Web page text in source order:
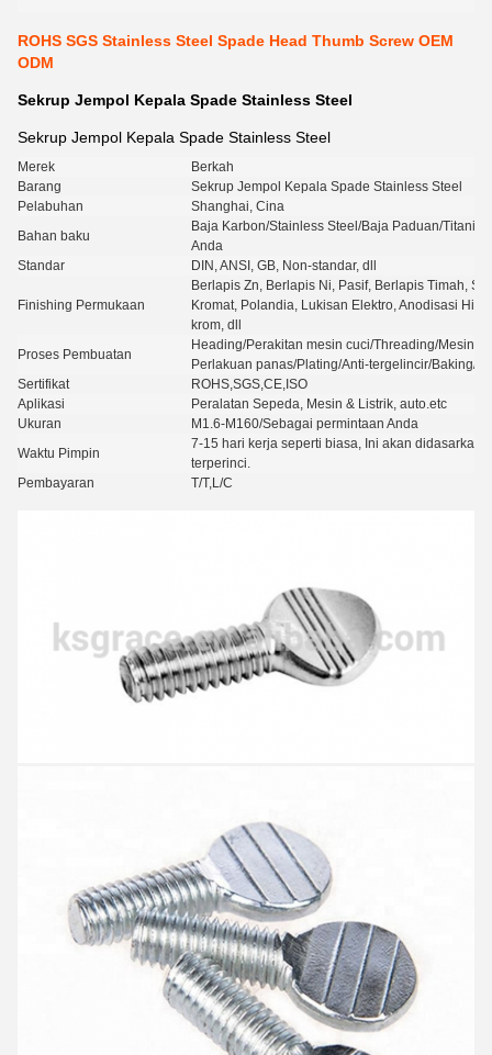
ROHS SGS Stainless Steel Spade Head Thumb Screw OEM
ODM
Sekrup Jempol Kepala Spade Stainless Steel
Sekrup Jempol Kepala Spade Stainless Steel
Merek
Berkah
Barang
Sekrup Jempol Kepala Spade Stainless Steel
Pelabuhan
Shanghai, Cina
Bahan baku
Baja Karbon/Stainless Steel/Baja Paduan/
Anda
Standar
DIN, ANSI, GB, Non-standar, dll
Finishing Permukaan
Berlapis Zn, Berlapis Ni, Pasif, Berlapis Timah,
Kromat, Polandia, Lukisan Elektro, Anodisasi
krom, dll
Proses Pembuatan
Heading/Perakitan mesin cuci/Threading/Mesin
Perlakuan panas/Plating/Anti-tergelincir/Baking/
Sertifikat
ROHS,SGS,CE,ISO
Aplikasi
Peralatan Sepeda, Mesin & Listrik, auto.etc
Ukuran
M1.6-M160/Sebagai permintaan Anda
Waktu Pimpin
7-15 hari kerja seperti biasa, Ini akan didasarkan
terperinci.
Pembayaran
T/T,L/C